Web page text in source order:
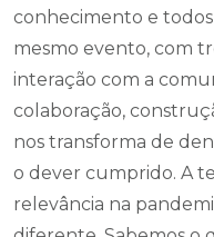
conhecimento e
mesmo evento, com
interação com a
colaboração,
nos transforma de
o dever cumprido. A
relevância na